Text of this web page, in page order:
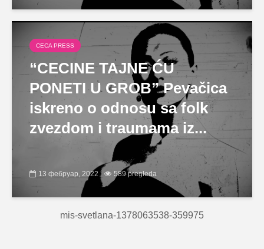
CECA PRESS
“CECINE TAJNE ĆU
PONETI U GROB” Pevačica
iskreno o odnosu sa folk
zvezdom i traumama iz...
13 фебруар, 2022 589 pregleda
mis-svetlana-1378063538-359975